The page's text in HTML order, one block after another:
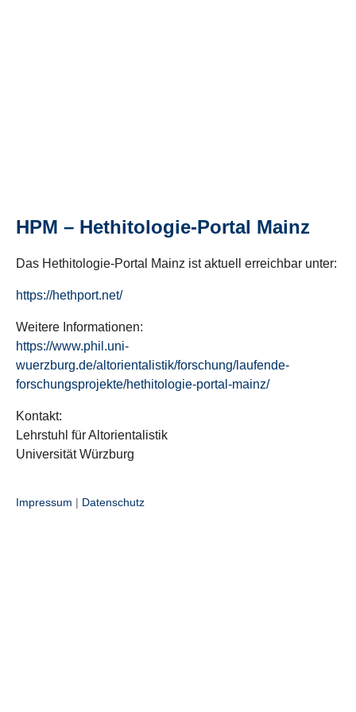
HPM – Hethitologie-Portal Mainz
Das Hethitologie-Portal Mainz ist aktuell erreichbar unter:
https://hethport.net/
Weitere Informationen:
https://www.phil.uni-
wuerzburg.de/altorientalistik/forschung/laufende-
forschungsprojekte/hethitologie-portal-mainz/
Kontakt:
Lehrstuhl für Altorientalistik
Universität Würzburg
Impressum | Datenschutz